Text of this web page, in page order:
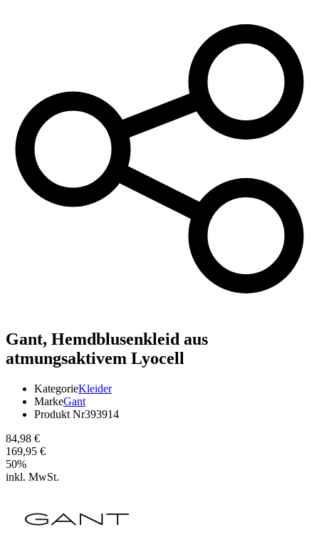
Gant, Hemdblusenkleid aus
atmungsaktivem Lyocell
KategorieKleider
MarkeGant
Produkt Nr393914
84,98 €
169,95 €
50%
inkl. MwSt.